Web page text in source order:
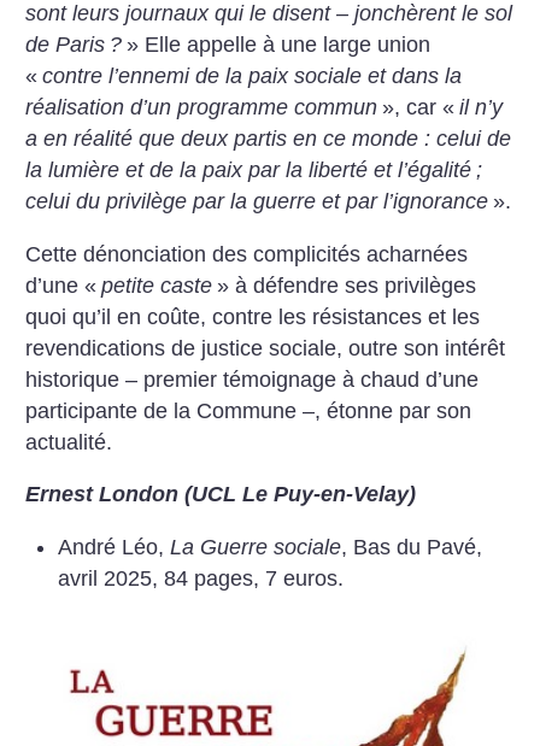
sont leurs journaux qui le disent – jonchèrent le sol
de Paris ? » Elle appelle à une large union
« contre l’ennemi de la paix sociale et dans la
réalisation d’un programme commun », car « il n’y
a en réalité que deux partis en ce monde : celui de
la lumière et de la paix par la liberté et l’égalité ;
celui du privilège par la guerre et par l’ignorance ».
Cette dénonciation des complicités acharnées
d’une « petite caste » à défendre ses privilèges
quoi qu’il en coûte, contre les résistances et les
revendications de justice sociale, outre son intérêt
historique – premier témoignage à chaud d’une
participante de la Commune –, étonne par son
actualité.
Ernest London (UCL Le Puy-en-Velay)
André Léo, La Guerre sociale, Bas du Pavé,
avril 2025, 84 pages, 7 euros.